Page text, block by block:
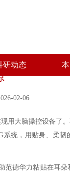
研动态
02-06
大脑操控设备了
统，用贴身、柔
德华力粘贴在耳